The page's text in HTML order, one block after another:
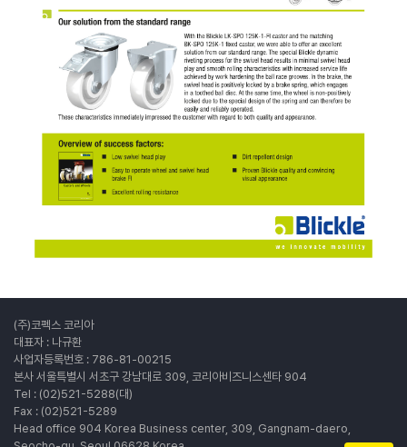
(주)코펙스 코리아
대표자 : 나규환
사업자등록번호 : 786-81-00215
본사 서울특별시 서초구 강남대로 309, 코리아비즈니스센타 904
Tel : (02)521-5288(대)
Fax : (02)521-5289
Head office 904 Korea Business center, 309, Gangnam-daero,